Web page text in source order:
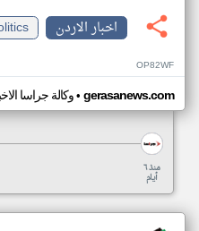
اخبار الاردن
OP82WF
وكالة جراسا• gerasanews.com
منذ ٦
أيام